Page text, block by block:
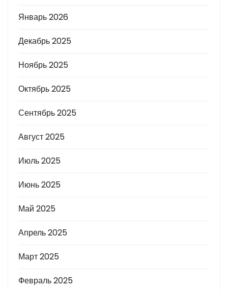
Январь 2026
Декабрь 2025
Ноябрь 2025
Октябрь 2025
Сентябрь 2025
Август 2025
Июль 2025
Июнь 2025
Май 2025
Апрель 2025
Март 2025
Февраль 2025